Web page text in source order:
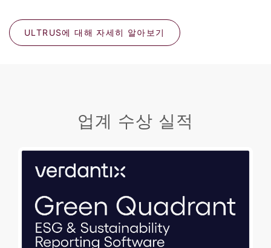
ULTRUS에 대해 자세히 알아보기
업계 수상 실적